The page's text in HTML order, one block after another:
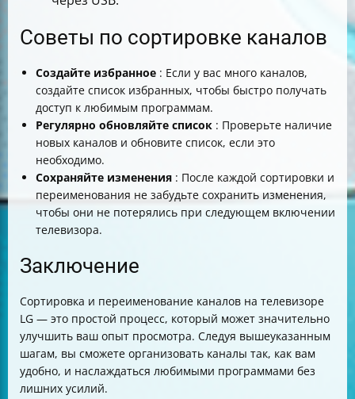
Советы по сортировке каналов
Создайте избранное : Если у вас много каналов,
создайте список избранных, чтобы быстро получать
доступ к любимым программам.
Регулярно обновляйте список : Проверьте наличие
новых каналов и обновите список, если это
необходимо.
Сохраняйте изменения : После каждой сортировки и
переименования не забудьте сохранить изменения,
чтобы они не потерялись при следующем включении
телевизора.
Заключение
Сортировка и переименование каналов на телевизоре
LG — это простой процесс, который может значительно
улучшить ваш опыт просмотра. Следуя вышеуказанным
шагам, вы сможете организовать каналы так, как вам
удобно, и наслаждаться любимыми программами без
лишних усилий.